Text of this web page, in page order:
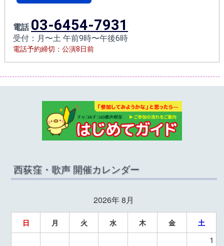
電話 03-6454-7931
受付：月〜土 午前9時〜午後6時
電話予約締切：公演8日前
西荻窪・歌声 開催カレンダー
2026年 8月
日 月 火 水 木 金 土
1